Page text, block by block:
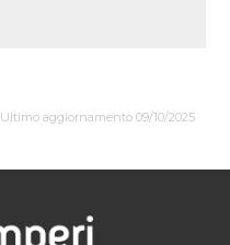
Ultimo aggiornamento 09/10/2025